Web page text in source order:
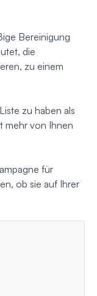
Bereinigung
die
zu einem
zu haben als
mehr von Ihnen
für
ob sie auf Ihrer